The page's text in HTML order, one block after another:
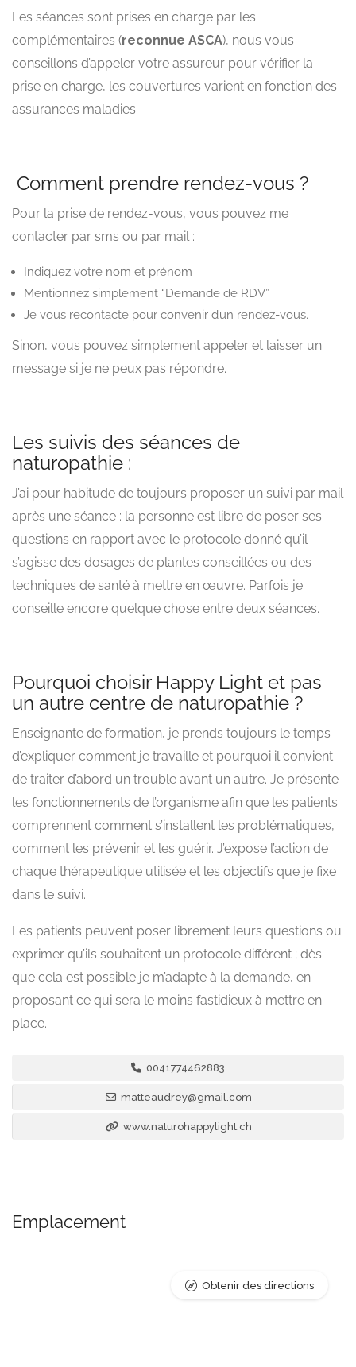
Les séances sont prises en charge par les
complémentaires (reconnue ASCA), nous vous
conseillons d’appeler votre assureur pour vérifier la
prise en charge, les couvertures varient en fonction des
assurances maladies.
Comment prendre rendez-vous ?
Pour la prise de rendez-vous, vous pouvez me
contacter par sms ou par mail :
Indiquez votre nom et prénom
Mentionnez simplement “Demande de RDV”
Je vous recontacte pour convenir d’un rendez-vous.
Sinon, vous pouvez simplement appeler et laisser un
message si je ne peux pas répondre.
Les suivis des séances de
naturopathie :
J’ai pour habitude de toujours proposer un suivi par mail
après une séance : la personne est libre de poser ses
questions en rapport avec le protocole donné qu’il
s’agisse des dosages de plantes conseillées ou des
techniques de santé à mettre en œuvre. Parfois je
conseille encore quelque chose entre deux séances.
Pourquoi choisir Happy Light et pas
un autre centre de naturopathie ?
Enseignante de formation, je prends toujours le temps
d’expliquer comment je travaille et pourquoi il convient
de traiter d’abord un trouble avant un autre. Je présente
les fonctionnements de l’organisme afin que les patients
comprennent comment s’installent les problématiques,
comment les prévenir et les guérir. J’expose l’action de
chaque thérapeutique utilisée et les objectifs que je fixe
dans le suivi.
Les patients peuvent poser librement leurs questions ou
exprimer qu’ils souhaitent un protocole différent ; dès
que cela est possible je m’adapte à la demande, en
proposant ce qui sera le moins fastidieux à mettre en
place.
0041774462883
matteaudrey@gmail.com
www.naturohappylight.ch
Emplacement
Obtenir des directions